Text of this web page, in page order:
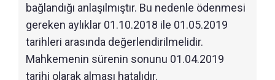
bağlandığı anlaşılmıştır. Bu nedenle ödenmesi
gereken aylıklar 01.10.2018 ile 01.05.2019
tarihleri arasında değerlendirilmelidir.
Mahkemenin sürenin sonunu 01.04.2019
tarihi olarak alması hatalıdır.